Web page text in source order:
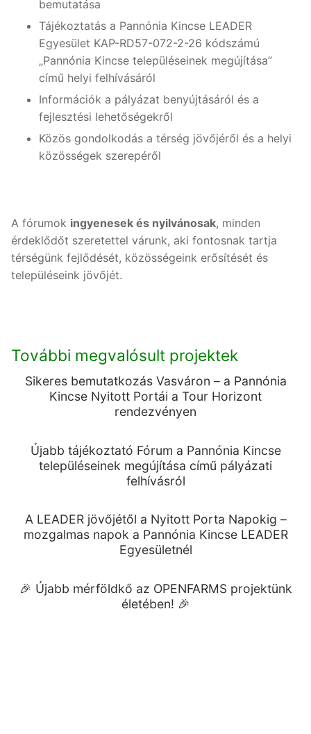
bemutatása
Tájékoztatás a Pannónia Kincse LEADER
Egyesület KAP-RD57-072-2-26 kódszámú
„Pannónia Kincse településeinek megújítása”
című helyi felhívásáról
Információk a pályázat benyújtásáról és a
fejlesztési lehetőségekről
Közös gondolkodás a térség jövőjéről és a helyi
közösségek szerepéről
A fórumok ingyenesek és nyilvánosak, minden
érdeklődőt szeretettel várunk, aki fontosnak tartja
térségünk fejlődését, közösségeink erősítését és
településeink jövőjét.
További megvalósult projektek
Sikeres bemutatkozás Vasváron – a Pannónia
Kincse Nyitott Portái a Tour Horizont
rendezvényen
Újabb tájékoztató Fórum a Pannónia Kincse
településeinek megújítása című pályázati
felhívásról
A LEADER jövőjétől a Nyitott Porta Napokig –
mozgalmas napok a Pannónia Kincse LEADER
Egyesületnél
🎉 Újabb mérföldkő az OPENFARMS projektünk
életében! 🎉